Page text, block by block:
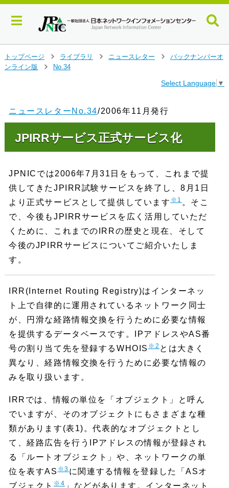
イ
トップページ
>
ライブラリ
ニュースレター
バックナンバーオ
ンライン版
No.34
Select Language ▼
ニュースレターNo.34/2006年11月発行
JPIRRサービス正式サービス化
JPNICでは2006年7月31日をもって、これまで提
供してきたJPIRR試験サービスを終了し、8月1日
より正式サービスとして提供しています※1 。そこ
で、今後もJPIRRサービスを広く活用していただ
くために、これまでのIRRの歴史と現在、そして
今後のJPIRRサービスについてご紹介いたしま
す。
IRR(Internet Routing Registry)はインターネッ
ト上で自律的に運用されているネットワーク同士
が、円滑な経路情報交換を行うために必要な情報
を提供するデータベースです。IPアドレスやAS番
号の割り当て先を登録するWHOIS ※2 とは大きく
異なり、経路情報交換を行うために必要な情報の
みを取り扱います。
IRRでは、情報の単位を「オブジェクト」と呼ん
でいますが、そのオブジェクトにもさまざまな種
類があります(表1)。代表的なオブジェクトとし
て、経路広告を行うIPアドレスの情報が登録され
る「ルートオブジェクト」や、ネットワークの単
位を表すAS※3に関連する情報を登録した「ASオ
ブジェクト※4」などがあります。インターネット